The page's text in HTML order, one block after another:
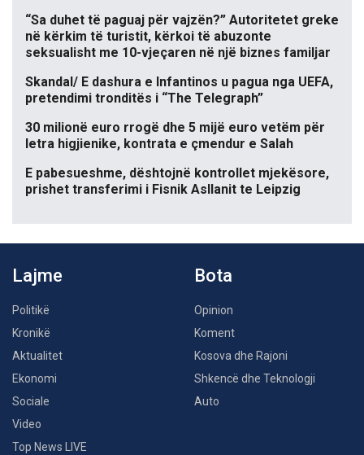
“Sa duhet të paguaj për vajzën?” Autoritetet greke
në kërkim të turistit, kërkoi të abuzonte
seksualisht me 10-vjeçaren në një biznes familjar
Skandal/ E dashura e Infantinos u pagua nga UEFA,
pretendimi tronditës i “The Telegraph”
30 milionë euro rrogë dhe 5 mijë euro vetëm për
letra higjienike, kontrata e çmendur e Salah
E pabesueshme, dështojnë kontrollet mjekësore,
prishet transferimi i Fisnik Asllanit te Leipzig
Lajme
Politikë
Kronikë
Aktualitet
Ekonomi
Sociale
Video
Top News LIVE
Bota
Opinion
Koment
Kosova dhe Rajoni
Shkencë dhe Teknologji
Auto